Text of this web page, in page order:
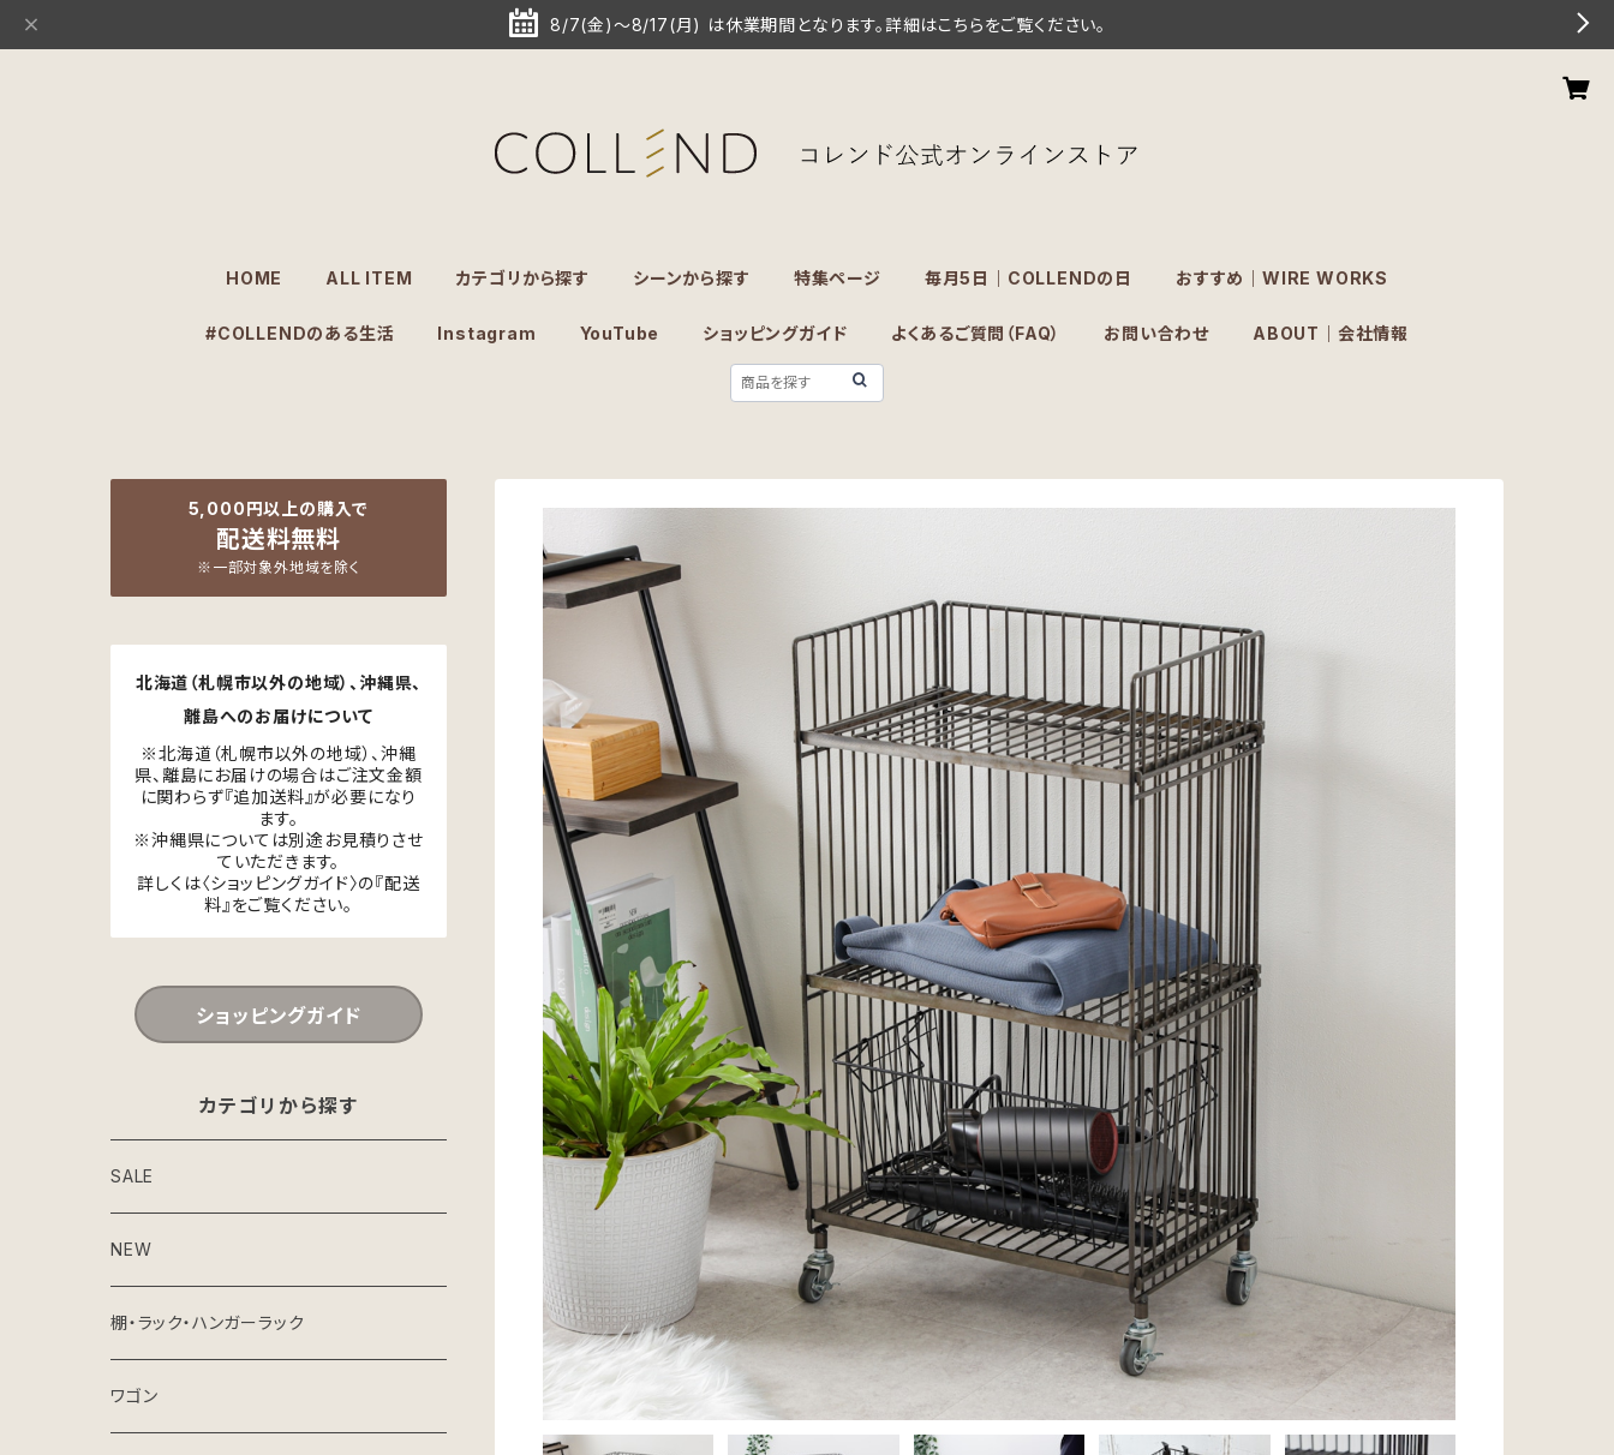
8/7(金)～8/17(月) は休業期間となります。詳細はこちらをご覧ください。
HOME ALL ITEM カテゴリから探す シーンから探す 特集ページ 毎月5日｜COLLENDの日 おすすめ｜WIRE WORKS
#COLLENDのある生活 Instagram YouTube ショッピングガイド よくあるご質問（FAQ） お問い合わせ ABOUT｜会社情報
5,000円以上の購入で
配送料無料
※一部対象外地域を除く
北海道（札幌市以外の地域）、沖縄県、
離島へのお届けについて
※北海道（札幌市以外の地域）、沖縄
県、離島にお届けの場合はご注文金額
に関わらず『追加送料』が必要になり
ます。
※沖縄県については別途お見積りさせ
ていただきます。
詳しくは〈ショッピングガイド〉の『配送
料』をご覧ください。
ショッピングガイド
カテゴリから探す
SALE
NEW
棚・ラック・ハンガーラック
ワゴン